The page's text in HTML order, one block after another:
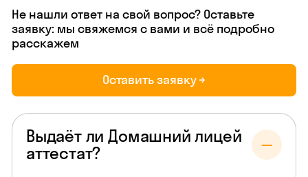
Не нашли ответ на свой вопрос? Оставьте
заявку: мы свяжемся с вами и всё подробно
расскажем
Оставить заявку →
Выдаёт ли Домашний лицей
аттестат?